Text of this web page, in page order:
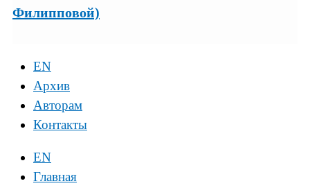
Филипповой)
EN
Архив
Авторам
Контакты
EN
Главная